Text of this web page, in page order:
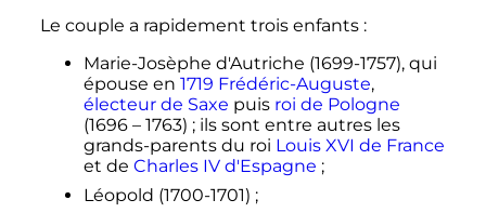
Le couple a rapidement trois enfants :
Marie-Josèphe d'Autriche (1699-1757), qui
épouse en 1719 Frédéric-Auguste,
électeur de Saxe puis roi de Pologne
(1696 – 1763) ; ils sont entre autres les
grands-parents du roi Louis XVI de France
et de Charles IVd'Espagne ;
Léopold (1700-1701) ;